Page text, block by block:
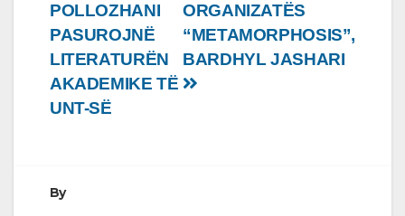
ORGANIZATËS
“METAMORPHOSIS”,
BARDHYL JASHARI
POLLOZHANI
PASUROJNË
LITERATURËN
AKADEMIKE TË
UNT-SË
By